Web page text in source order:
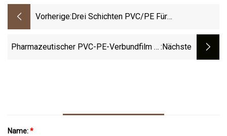
Vorherige: Drei Schichten PVC/PE Für
Pharmazeutischer PVC-PE-Verbundfilm In :nächste
Name:*